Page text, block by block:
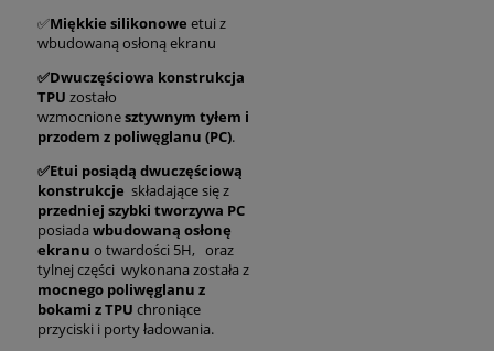
✅Miękkie silikonowe etui z
wbudowaną osłoną ekranu
✅Dwuczęściowa konstrukcja
TPU zostało
wzmocnionesztywnym tyłem i
przodem z poliwęglanu (PC).
✅Etui posiądą dwuczęściową
konstrukcje składające się z
przedniej szybki tworzywa PC
posiada wbudowaną osłonę
ekranu o twardości 5H, oraz
tylnej części wykonana została z
mocnego poliwęglanu z
bokami z TPU chroniące
przyciski i porty ładowania.